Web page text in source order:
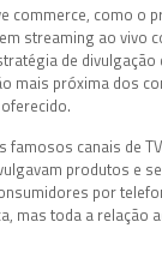
commerce, como o
streaming ao vivo
de divulgação
mais próxima dos
famosos canais de
produtos e
por
mas toda a relação